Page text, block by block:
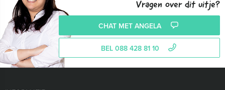
Vragen over dit uitje?
CHAT MET ANGELA
BEL 088 428 81 10